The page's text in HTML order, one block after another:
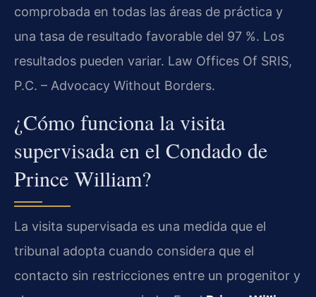
comprobada en todas las áreas de práctica y
una tasa de resultado favorable del 97 %. Los
resultados pueden variar. Law Offices Of SRIS,
P.C. – Advocacy Without Borders.
¿Cómo funciona la visita
supervisada en el Condado de
Prince William?
La visita supervisada es una medida que el
tribunal adopta cuando considera que el
contacto sin restricciones entre un progenitor y